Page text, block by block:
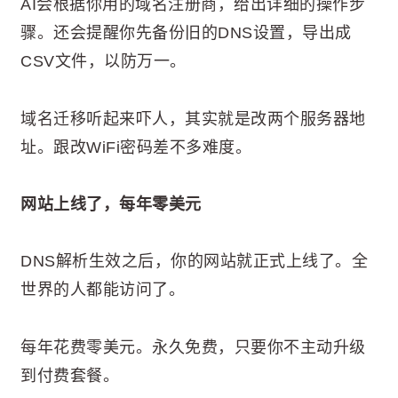
AI会根据你用的域名注册商，给出详细的操作步
骤。还会提醒你先备份旧的DNS设置，导出成
CSV文件，以防万一。
域名迁移听起来吓人，其实就是改两个服务器地
址。跟改WiFi密码差不多难度。
网站上线了，每年零美元
DNS解析生效之后，你的网站就正式上线了。全
世界的人都能访问了。
每年花费零美元。永久免费，只要你不主动升级
到付费套餐。